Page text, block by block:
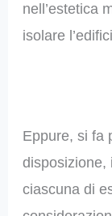
nell’estetica
isolare
Eppure, si fa
disposizione,
ciascuna di